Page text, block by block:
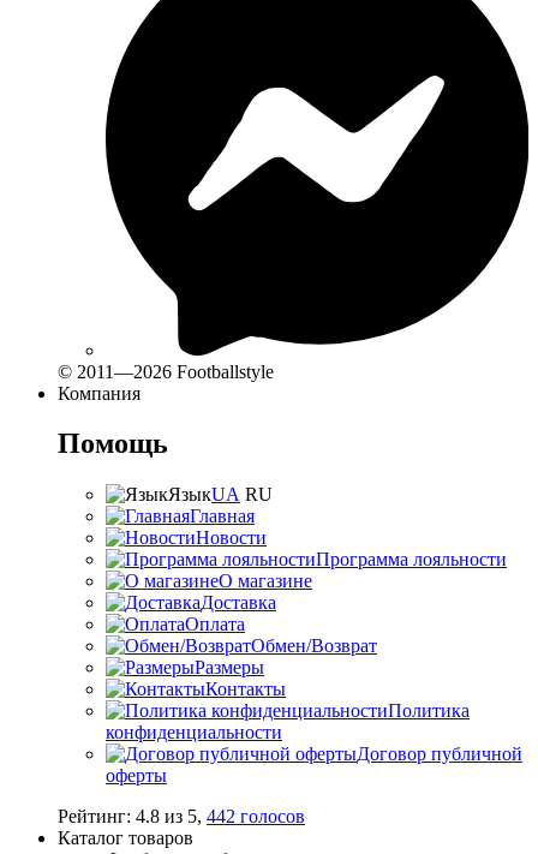
© 2011—2026 Footballstyle
Компания
Помощь
ЯзыкUA RU
Главная
Новости
Программа лояльности
О магазине
Доставка
Оплата
Обмен/Возврат
Размеры
Контакты
Политика
конфиденциальности
Договор публичной
оферты
Рейтинг: 4.8 из 5, 442 голосов
Каталог товаров